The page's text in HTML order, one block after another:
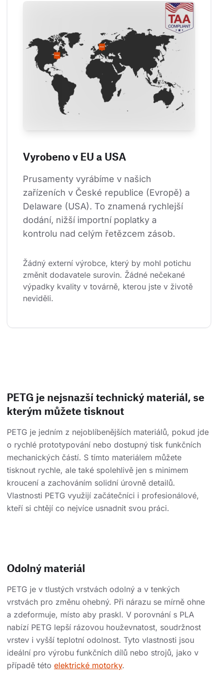
Vyrobeno v EU a USA
Prusamenty vyrábíme v našich
zařízeních v České republice (Evropě) a
Delaware (USA). To znamená rychlejší
dodání, nižší importní poplatky a
kontrolu nad celým řetězcem zásob.
Žádný externí výrobce, který by mohl potichu
změnit dodavatele surovin. Žádné nečekané
výpadky kvality v továrně, kterou jste v životě
neviděli.
PETG je nejsnazší technický materiál, se
kterým můžete tisknout
PETG je jedním z nejoblíbenějších materiálů, pokud jde
o rychlé prototypování nebo dostupný tisk funkčních
mechanických částí. S tímto materiálem můžete
tisknout rychle, ale také spolehlivě jen s minimem
kroucení a zachováním solidní úrovně detailů.
Vlastnosti PETG využijí začátečníci i profesionálové,
kteří si chtějí co nejvíce usnadnit svou práci.
Odolný materiál
PETG je v tlustých vrstvách odolný a v tenkých
vrstvách pro změnu ohebný. Při nárazu se mírně ohne
a zdeformuje, místo aby praskl. V porovnání s PLA
nabízí PETG lepší rázovou houževnatost, soudržnost
vrstev i vyšší teplotní odolnost. Tyto vlastnosti jsou
ideální pro výrobu funkčních dílů nebo strojů, jako v
případě této elektrické motorky.